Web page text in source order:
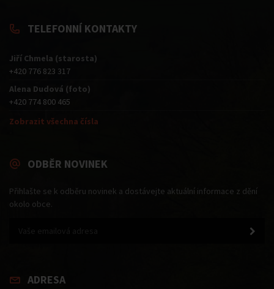
TELEFONNÍ KONTAKTY
Jiří Chmela (starosta)
+420 776 823 317
Alena Dudová (foto)
+420 774 800 465
Zobrazit všechna čísla
ODBĚR NOVINEK
Přihlašte se k odběru novinek a dostávejte aktuální informace z dění
okolo obce.
ADRESA